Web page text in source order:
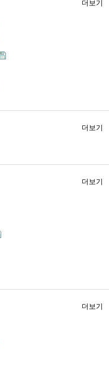
더보기
더보기
더보기
더보기